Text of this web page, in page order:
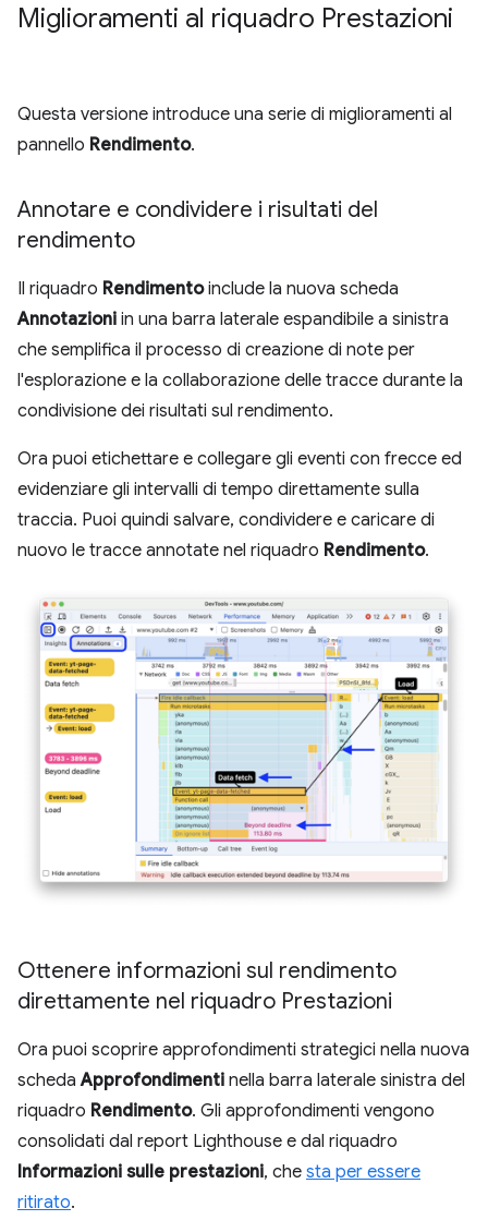
Miglioramenti al riquadro Prestazioni
Questa versione introduce una serie di miglioramenti al
pannello Rendimento.
Annotare e condividere i risultati del
rendimento
Il riquadro Rendimentoinclude la nuova scheda
Annotazioni in una barra laterale espandibile a sinistra
che semplifica il processo di creazione di note per
l'esplorazione e la collaborazione delle tracce durante la
condivisione dei risultati sul rendimento.
Ora puoi etichettare e collegare gli eventi con frecce ed
evidenziare gli intervalli di tempo direttamente sulla
traccia. Puoi quindi salvare, condividere e caricare di
nuovo le tracce annotate nel riquadro Rendimento.
Ottenere informazioni sul rendimento
direttamente nel riquadro Prestazioni
Ora puoi scoprire approfondimenti strategici nella nuova
schedaApprofondimenti nella barra laterale sinistra del
riquadro Rendimento. Gli approfondimenti vengono
consolidati dal report Lighthouse e dal riquadro
Informazioni sulle prestazioni, che sta per essere
ritirato.